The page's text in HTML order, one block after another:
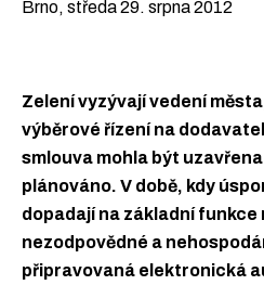
Brno, středa 29. srpna 2012
Zelení vyzývají vedení
výběrové řízení na
smlouva mohla být
plánováno. V době, kdy
dopadají na základní funkce
nezodpovědné a
připravovaná elektronická